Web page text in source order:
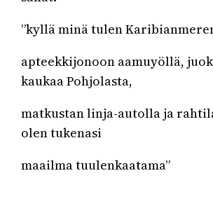
”kyllä minä tulen
apteekkijonoon aamuyöllä,
kaukaa Pohjolasta,
matkustan linja-autolla ja
olen tukenasi
maailma tuulenkaatama”